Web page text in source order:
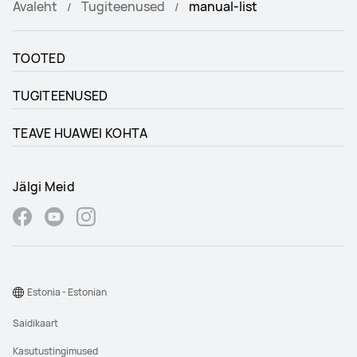
Avaleht Tugiteenused manual-list
TOOTED
TUGITEENUSED
TEAVE HUAWEI KOHTA
Jälgi Meid
Saidikaart
Kasutustingimused
Estonia - Estonian